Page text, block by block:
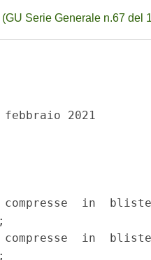
(GU Serie Generale n.67 del